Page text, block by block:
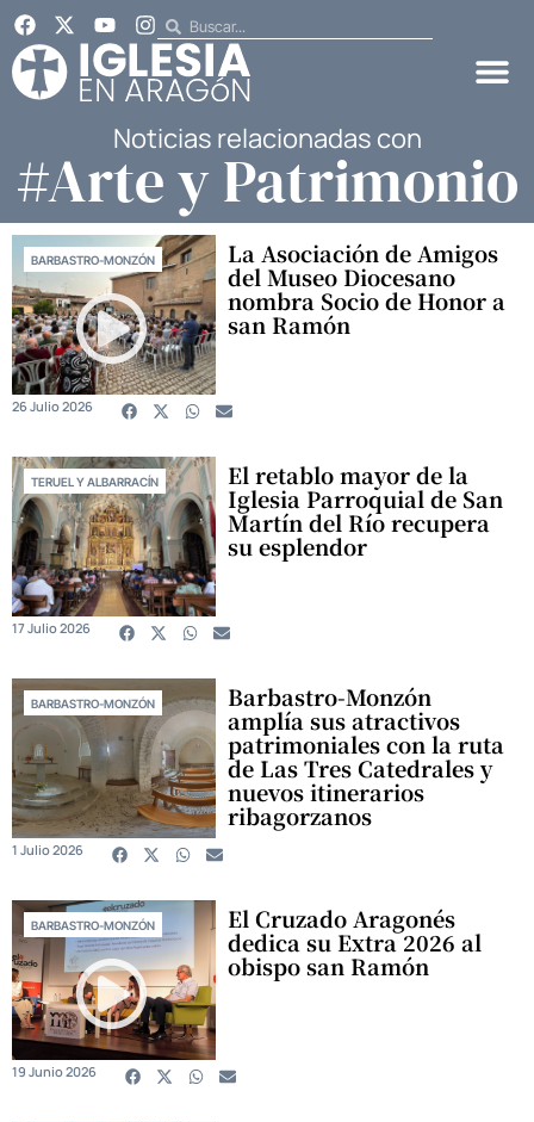
Noticias relacionadas con
#Arte y Patrimonio
BARBASTRO-MONZÓN La Asociación de Amigos
del Museo Diocesano
nombra Socio de Honor a
san Ramón
26 Julio 2026
TERUEL Y ALBARRACÍN El retablo mayor de la
Iglesia Parroquial de San
Martín del Río recupera
su esplendor
17 Julio 2026
BARBASTRO-MONZÓN Barbastro-Monzón
amplía sus atractivos
patrimoniales con la ruta
de Las Tres Catedrales y
nuevos itinerarios
ribagorzanos
1 Julio 2026
BARBASTRO-MONZÓN El Cruzado Aragonés
dedica su Extra 2026 al
obispo san Ramón
19 Junio 2026